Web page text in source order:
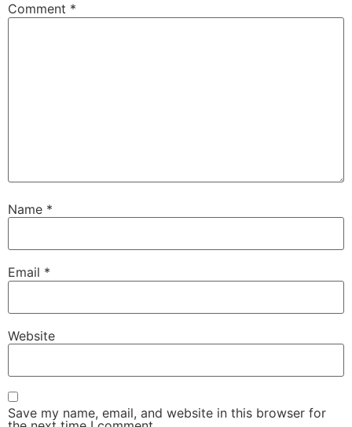
Comment *
Name *
Email *
Website
Save my name, email, and website in this browser for